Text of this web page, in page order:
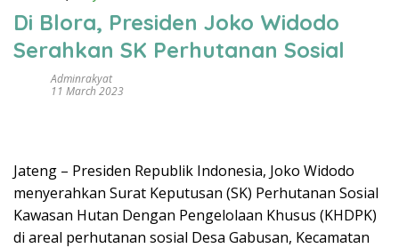
Di Blora, Presiden Joko Widodo
Serahkan SK Perhutanan Sosial
Adminrakyat
11 March 2023
Jateng – Presiden Republik Indonesia, Joko Widodo
menyerahkan Surat Keputusan (SK) Perhutanan Sosial
Kawasan Hutan Dengan Pengelolaan Khusus (KHDPK)
di areal perhutanan sosial Desa Gabusan, Kecamatan